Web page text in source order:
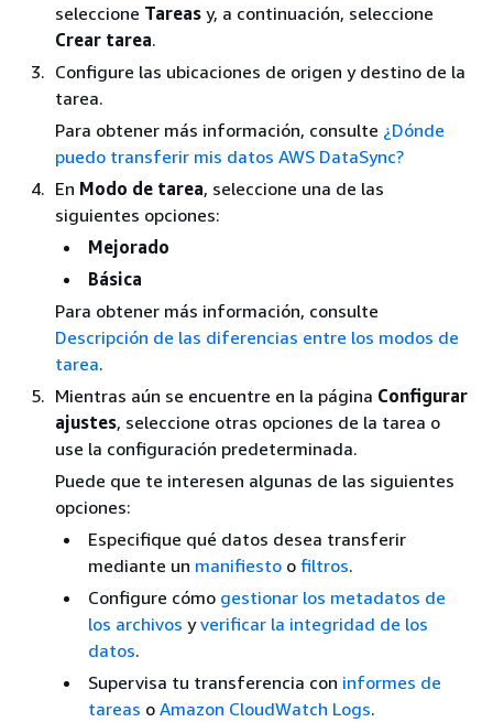
seleccione Tareas y, a continuación, seleccione
Crear tarea.
Configure las ubicaciones de origen y destino de la
tarea.
Para obtener más información, consulte ¿Dónde
puedo transferir mis datos AWS DataSync?
En Modo de tarea, seleccione una de las
siguientes opciones:
Mejorado
Básica
Para obtener más información, consulte
Descripción de las diferencias entre los modos de
tarea.
Mientras aún se encuentre en la página Configurar
ajustes, seleccione otras opciones de la tarea o
use la configuración predeterminada.
Puede que te interesen algunas de las siguientes
opciones:
Especifique qué datos desea transferir
mediante un manifiesto o filtros.
Configure cómo gestionar los metadatos de
los archivos yverificar la integridad de los
datos.
Supervisa tu transferencia con informes de
tareas o Amazon CloudWatch Logs.